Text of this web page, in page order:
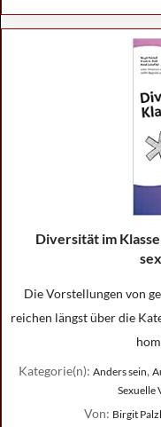
Diversität im
Die Vorstellungen von
reichen längst über die
Kategorie(n): Anders sein,
Sexuelle
Von: Birgit